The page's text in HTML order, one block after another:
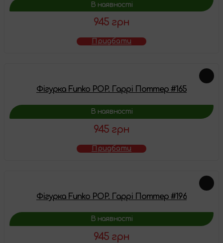
В наявності
945 грн
Придбати
Фігурка Funko POP. Гаррі Поттер #165
В наявності
945 грн
Придбати
Фігурка Funko POP. Гаррі Поттер #196
В наявності
945 грн